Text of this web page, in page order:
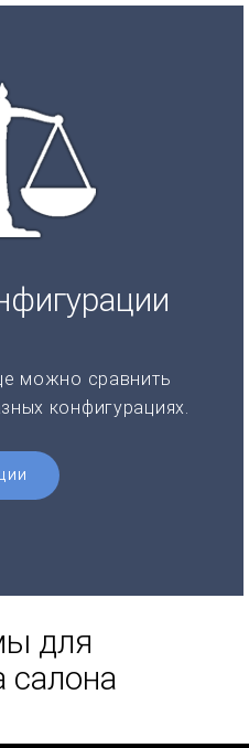
можно сравнить
конфигурациях.
для
салона